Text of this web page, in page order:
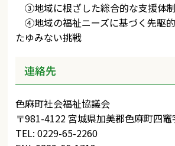
③地域に根ざした総合的な支援体
④地域の福祉ニーズに基づく先駆
たゆみない挑戦
連絡先
色麻町社会福祉協議会
〒981-4122 宮城県加美郡色麻町四
TEL: 0229-65-2260